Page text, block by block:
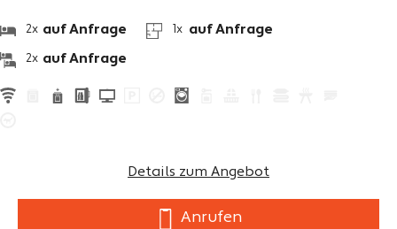
2x auf Anfrage
2x auf Anfrage
1x auf Anfrage
Details zum Angebot
Anrufen